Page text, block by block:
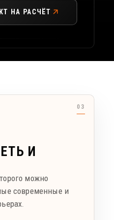
НА РАСЧЁТ
И
можно
современные и